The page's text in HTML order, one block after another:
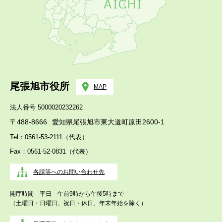
尾張旭市役所 MAP
法人番号 5000020232262
〒488-8666 愛知県尾張旭市東大道町原田2600-1
Tel：0561-53-2111（代表）
Fax：0561-52-0831（代表）
各課等へのお問い合わせ先
開庁時間 平日 午前9時から午後5時まで
（土曜日・日曜日、祝日・休日、年末年始を除く）